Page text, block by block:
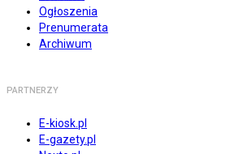
Ogłoszenia
Prenumerata
Archiwum
PARTNERZY
E-kiosk.pl
E-gazety.pl